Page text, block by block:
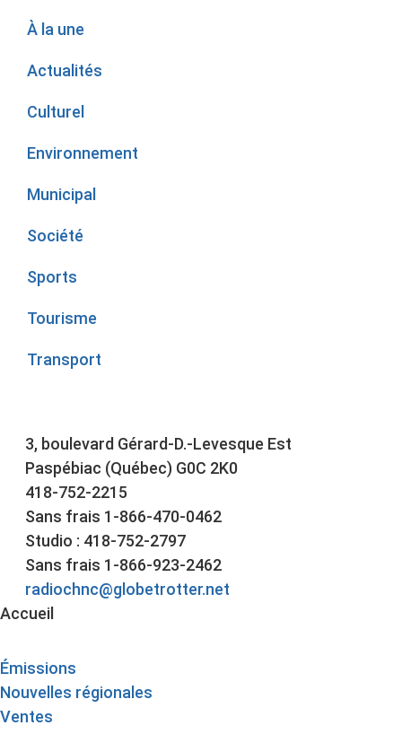
À la une
Actualités
Culturel
Environnement
Municipal
Société
Sports
Tourisme
Transport
3, boulevard Gérard-D.-Levesque Est
Paspébiac (Québec) G0C 2K0
418-752-2215
Sans frais 1-866-470-0462
Studio : 418-752-2797
Sans frais 1-866-923-2462
radiochnc@globetrotter.net
Accueil
Émissions
Nouvelles régionales
Ventes